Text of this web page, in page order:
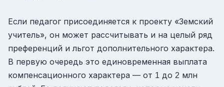
Если педагог присоединяется к проекту «Земский
учитель», он может рассчитывать и на целый ряд
преференций и льгот дополнительного характера.
В первую очередь это единовременная выплата
компенсационного характера — от 1 до 2 млн